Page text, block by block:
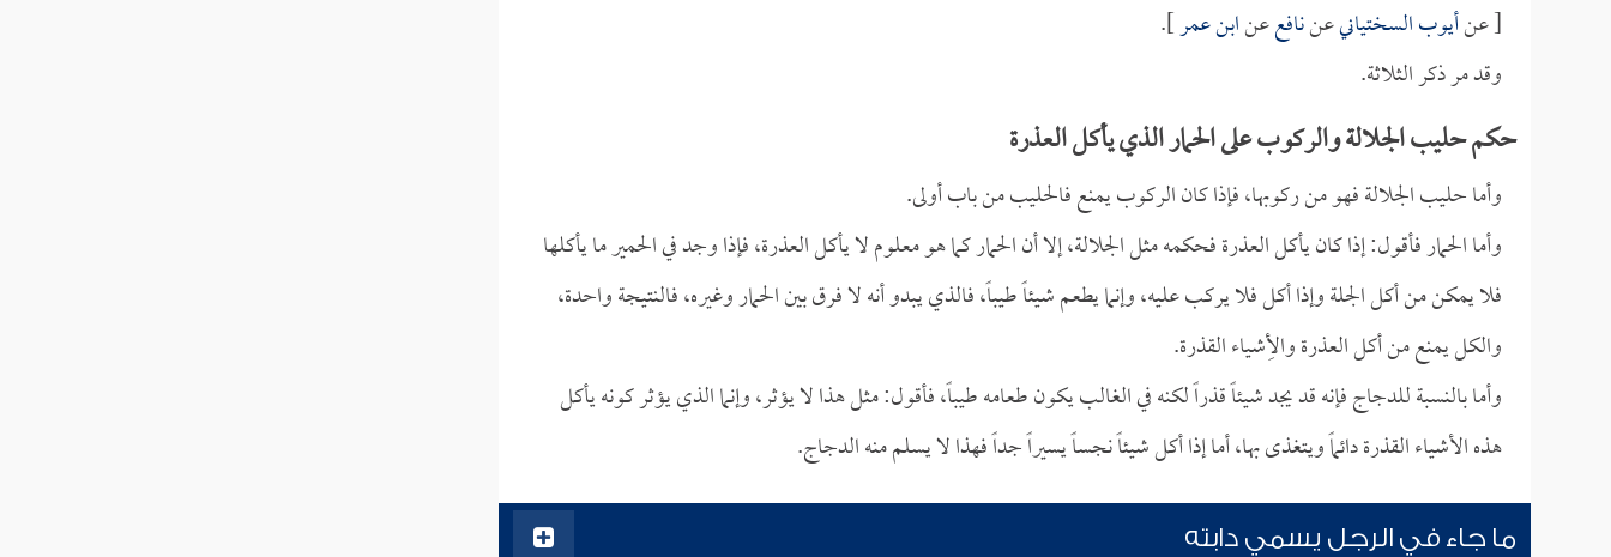
[ عنأيوب السختيانيعننافععنابن عمر].
وقد مر ذكر الثلاثة.
حكم حليب الجلالة والركوب على الحمار الذي يأكل العذرة
وأما حليب الجلالة فهو من ركوبها، فإذا كان الركوب يمنع فالحليب من باب أولى.
وأما الحمار فأقول: إذا كان يأكل العذرة فحكمه مثل الجلالة، إلا أن الحمار كما هو معلوم لا يأكل العذرة، فإذا وجد في الحمير ما يأكلها
فلا يمكن من أكل الجلة وإذا أكل فلا يركب عليه، وإنما يطعم شيئاً طيباً، فالذي يبدو أنه لا فرق بين الحمار وغيره، فالنتيجة واحدة،
والكل يمنع من أكل العذرة والأِشياء القذرة.
وأما بالنسبة للدجاج فإنه قد يجد شيئاً قذراً لكنه في الغالب يكون طعامه طيباً، فأقول: مثل هذا لا يؤثر، وإنما الذي يؤثر كونه يأكل
هذه الأشياء القذرة دائماً ويتغذى بها، أما إذا أكل شيئاً نجساً يسيراً جداً فهذا لا يسلم منه الدجاج.
ما جاء في الرجل يسمي دابته